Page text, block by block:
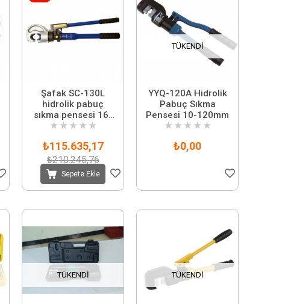
Şafak SC-130L
hidrolik pabuç
sıkma pensesi 16-
400 mm
★ ★ ★ ★ ★
₺115.635,17
₺210.245,76
Sepete Ekle
TÜKENDI
YYQ-120A Hidrolik
Pabuç Sıkma
Pensesi 10-120mm
★ ★ ★ ★ ★
₺0,00
TÜKENDI TÜKENDI